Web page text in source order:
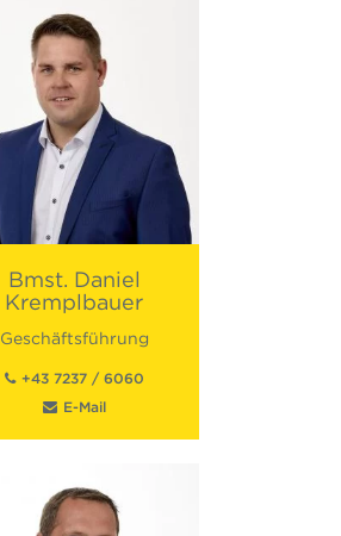
Bmst. Daniel
Kremplbauer
Geschäftsführung
+43 7237 / 6060
E-Mail